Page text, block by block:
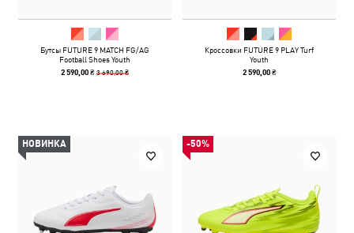
Бутсы FUTURE 9 MATCH FG/AG
Football Shoes Youth
2 590,00 ₴3 690,00 ₴
Кроссовки FUTURE 9 PLAY Turf
Youth
2 590,00 ₴
НОВИНКА -50%